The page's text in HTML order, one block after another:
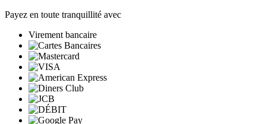
Payez en toute tranquillité avec
Virement bancaire